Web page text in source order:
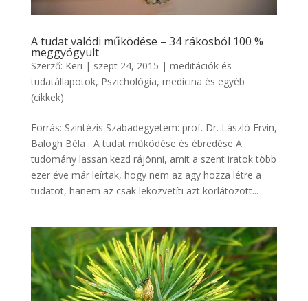
A tudat valódi működése – 34 rákosból 100 %
meggyógyult
Szerző: Keri | szept 24, 2015 | meditációk és
tudatállapotok, Pszichológia, medicina és egyéb
(cikkek)
Forrás: Szintézis Szabadegyetem: prof. Dr. László Ervin,
Balogh Béla A tudat működése és ébredése A
tudomány lassan kezd rájönni, amit a szent iratok több
ezer éve már leírtak, hogy nem az agy hozza létre a
tudatot, hanem az csak leközvetíti azt korlátozott...